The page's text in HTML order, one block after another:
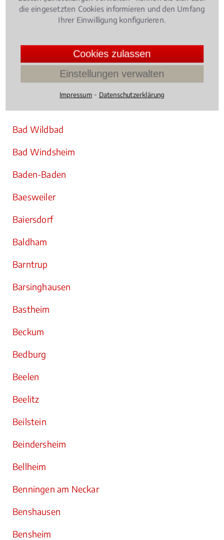
Bad Soden am Taunus
Bad Tölz
Bad Urach
Bad Wildbad
Bad Windsheim
Baden-Baden
Baesweiler
Baiersdorf
Baldham
Barntrup
Barsinghausen
Bastheim
Beckum
Bedburg
Beelen
Beelitz
Beilstein
Beindersheim
Bellheim
Benningen am Neckar
Benshausen
Bensheim
die eingesetzten Cookies informieren und den Umfang
Ihrer Einwilligung konfigurieren.
Cookies zulassen
Einstellungen verwalten
Impressum ⁃ Datenschutzerklärung